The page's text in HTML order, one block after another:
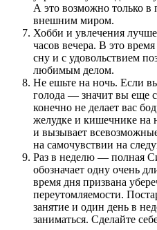
А это возможно только в
внешним миром.
Хобби и увлечения лучше
часов вечера. В это
сну и с удовольствием
любимым делом.
Не ешьте на ночь. Если
голода — значит вы еще
конечно не делает вас
желудке и кишечнике на
и вызывает
на самочувствии на
Раз в неделю — полная
обозначает одну очень
время дня призвана
переутомляемости.
занятие и один день в
заниматься. Сделайте